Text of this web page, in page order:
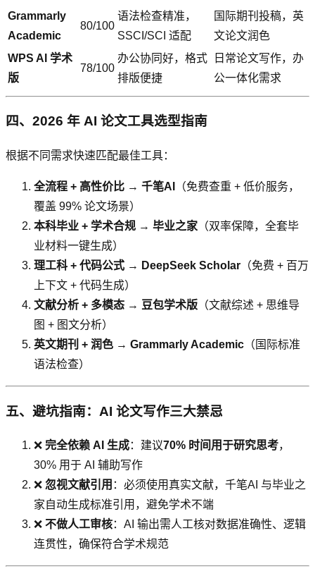
Grammarly
Academic
80/100
语法检查精准，
SSCI/SCI 适配
国际期刊投稿，英
文论文润色
WPS AI 学术
版
78/100
办公协同好，格式
排版便捷
日常论文写作，办
公一体化需求
四、2026 年 AI 论文工具选型指南
根据不同需求快速匹配最佳工具：
全流程 + 高性价比 → 千笔AI
（免费查重 + 低价服务，
覆盖 99% 论文场景）
本科毕业 + 学术合规 → 毕业之家 （双率保障，全套毕
业材料一键生成）
理工科 + 代码公式 → DeepSeek Scholar （免费 + 百万
上下文 + 代码生成）
文献分析 + 多模态 → 豆包学术版 （文献综述 + 思维导
图 + 图文分析）
英文期刊 + 润色 → Grammarly Academic （国际标准
语法检查）
五、避坑指南：AI 论文写作三大禁忌
❌ 完全依赖 AI 生成：建议70% 时间用于研究思考，
30% 用于 AI 辅助写作
❌ 忽视文献引用 ：必须使用真实文献，千笔AI 与毕业之
家自动生成标准引用，避免学术不端
❌ 不做人工审核：AI 输出需人工核对数据准确性、逻辑
连贯性，确保符合学术规范